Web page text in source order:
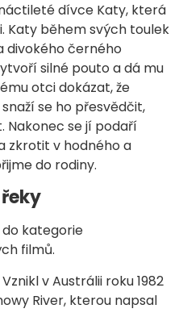
dívce Katy, která
Katy během svých toulek
divokého černého
silné pouto a dá mu
otci dokázat, že
se ho přesvědčit,
Nakonec se jí podaří
zkrotit v hodného a
do rodiny.
řeky
do kategorie
filmů.
v Austrálii roku 1982
River, kterou napsal